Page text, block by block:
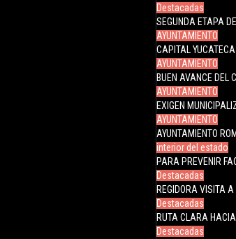
Destacadas
SEGUNDA ETAPA
AYUNTAMIENTO
CAPITAL
AYUNTAMIENTO
BUEN AVANCE DEL
AYUNTAMIENTO
EXIGEN
AYUNTAMIENTO
AYUNTAMIENTO
interior del estado
PARA PREVENIR
Destacadas
REGIDORA VISITA
Destacadas
RUTA CLARA
Destacadas